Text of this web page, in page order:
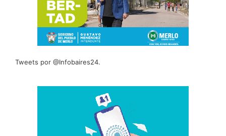
Tweets por @Infobaires24.